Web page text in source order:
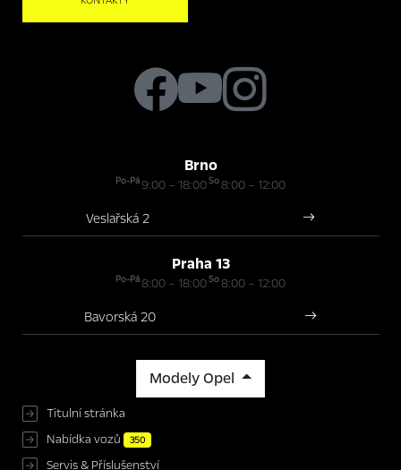
Brno
Po-Pá9:00 – 18:00So8:00 – 12:00
Veslařská 2
Praha 13
Po-Pá8:00 – 18:00So8:00 – 12:00
Bavorská 20
Modely Opel
Titulní stránka
Nabídka vozů
350
Servis & Příslušenství